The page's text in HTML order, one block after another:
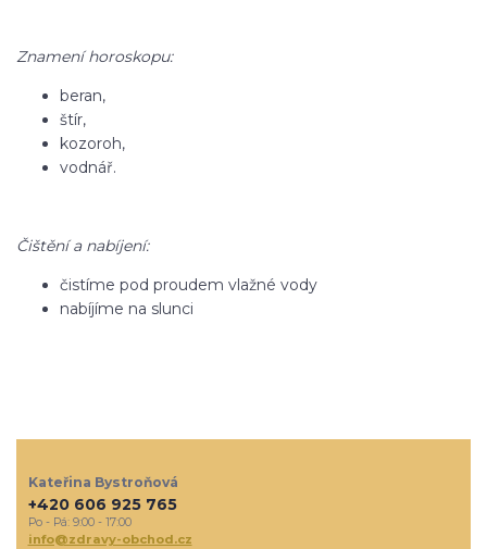
Znamení horoskopu:
beran,
štír,
kozoroh,
vodnář.
Čištění a nabíjení:
čistíme pod proudem vlažné vody
nabíjíme na slunci
Kateřina Bystroňová
+420 606 925 765
Po - Pá: 9:00 - 17:00
info@zdravy-obchod.cz